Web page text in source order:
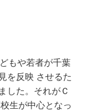
もや若者が千葉
を反映 させるた
した。それがＣ
生が中心となっ